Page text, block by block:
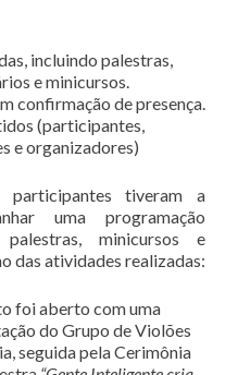
incluindo palestras,
e minicursos.
confirmação de presença.
(participantes,
e organizadores)
tiveram a
uma programação
minicursos e
das atividades realizadas:
foi aberto com uma
do Grupo de Violões
seguida pela Cerimônia